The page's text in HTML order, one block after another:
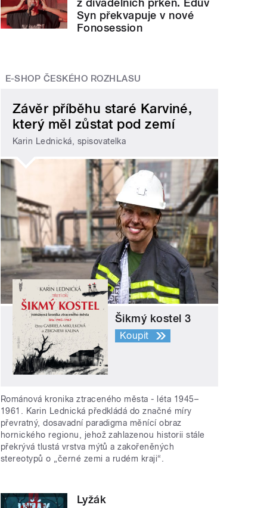
z divadelních prken. Edúv
Syn překvapuje v nové
Fonosession
E-SHOP ČESKÉHO ROZHLASU
Závěr příběhu staré Karviné,
který měl zůstat pod zemí
Karin Lednická, spisovatelka
Šikmý kostel 3
Koupit
Románová kronika ztraceného města - léta 1945–
1961. Karin Lednická předkládá do značné míry
převratný, dosavadní paradigma měnící obraz
hornického regionu, jehož zahlazenou historii stále
překrývá tlustá vrstva mýtů a zakořeněných
stereotypů o „černé zemi a rudém kraji“.
Lyžák